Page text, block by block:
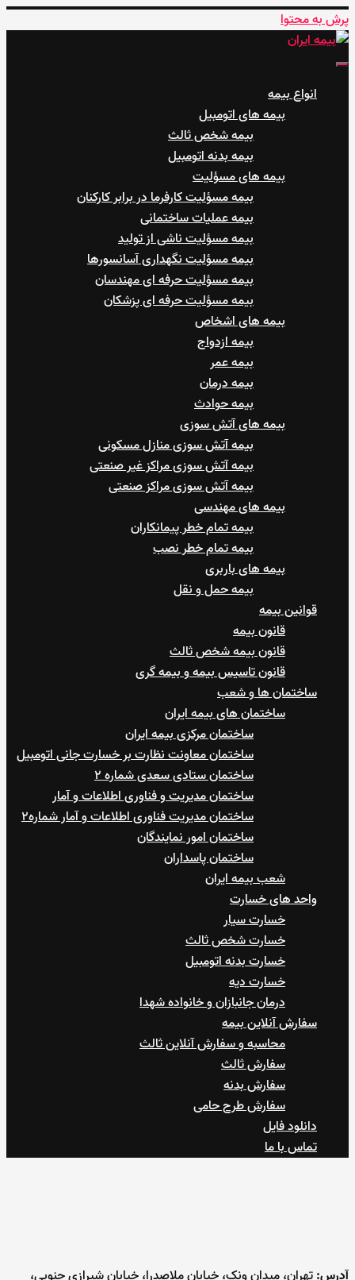
پرش به محتوا
بیمه ایران
نمایندگی صمدی
انواع بیمه
بیمه های اتومبیل
بیمه شخص ثالث
بیمه بدنه اتومبیل
بیمه های مسؤلیت
بیمه مسؤلیت کارفرما در برابر کارکنان
بیمه عملیات ساختمانی
بیمه مسؤلیت ناشی از تولید
بیمه مسؤلیت نگهداری آسانسورها
بیمه مسؤلیت حرفه ای مهندسان
بیمه مسؤلیت حرفه ای پزشکان
بیمه های اشخاص
بیمه ازدواج
بیمه عمر
بیمه درمان
بیمه حوادث
بیمه های آتش سوزی
بیمه آتش سوزی منازل مسکونی
بیمه آتش سوزی مراکز غیر صنعتی
بیمه آتش سوزی مراکز صنعتی
بیمه های مهندسی
بیمه تمام خطر پیمانکاران
بیمه تمام خطر نصب
بیمه های باربری
بیمه حمل و نقل
قوانین بیمه
قانون بیمه
قانون بیمه شخص ثالث
قانون تاسیس بیمه و بیمه گری
ساختمان ها و شعب
ساختمان های بیمه ایران
ساختمان مرکزی بیمه ایران
ساختمان معاونت نظارت بر خسارت جانی اتومبیل
ساختمان ستادی سعدی شماره ۲
ساختمان مدیریت و فناوری اطلاعات و آمار
ساختمان مدیریت فناوری اطلاعات و آمار شماره۲
ساختمان امور نمایندگان
ساختمان پاسداران
شعب بیمه ایران
واحد های خسارت
خسارت سیار
خسارت شخص ثالث
خسارت بدنه اتومبیل
خسارت دیه
درمان جانبازان و خانواده شهدا
سفارش آنلاین بیمه
محاسبه و سفارش آنلاین ثالث
سفارش ثالث
سفارش بدنه
سفارش طرح حامی
دانلود فایل
تماس با ما